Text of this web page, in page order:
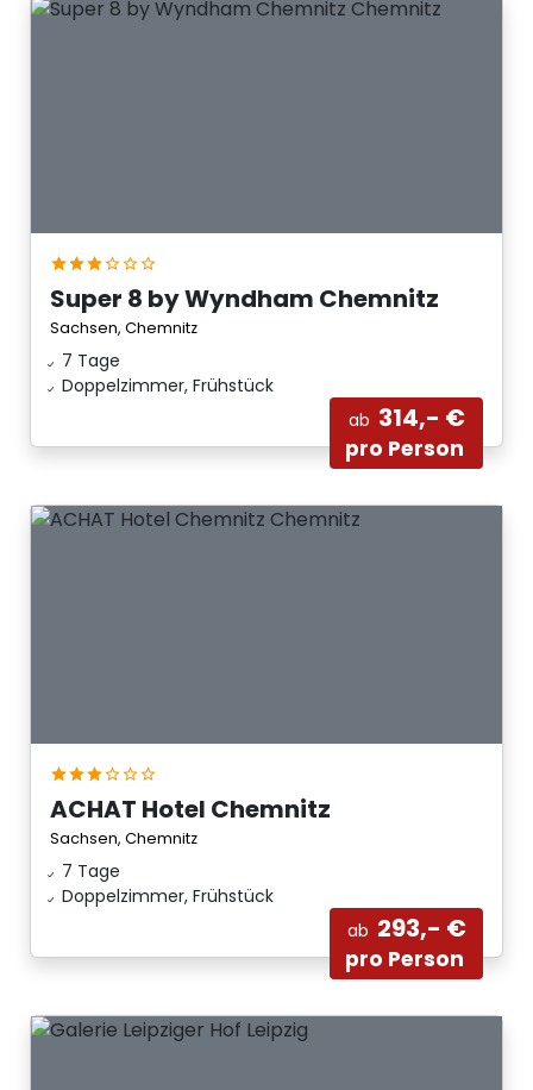
Super 8 by Wyndham Chemnitz
Sachsen, Chemnitz
7 Tage
Doppelzimmer, Frühstück
ab 314,- €
pro Person
ACHAT Hotel Chemnitz
Sachsen, Chemnitz
7 Tage
Doppelzimmer, Frühstück
ab 293,- €
pro Person